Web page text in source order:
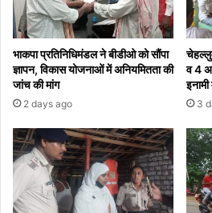
भाकपा प्रतिनिधिमंडल ने बीडीओ को सौंपा
ज्ञापन, विकास योजनाओं में अनियमितता की
जांच की मांग
2 days ago
व 4
3